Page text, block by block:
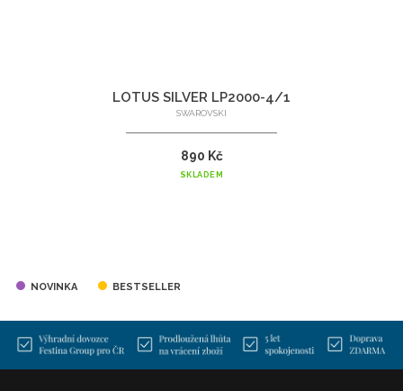
LOTUS SILVER LP2000-4/1
SWAROVSKI
890 Kč
SKLADEM
NOVINKA BESTSELLER